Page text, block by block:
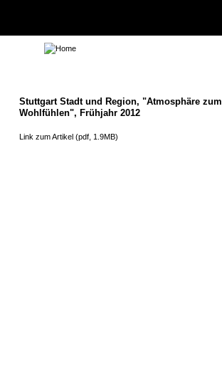
Stuttgart Stadt und Region, "Atmosphäre zum
Wohlfühlen", Frühjahr 2012
Link zum Artikel (pdf, 1.9MB)